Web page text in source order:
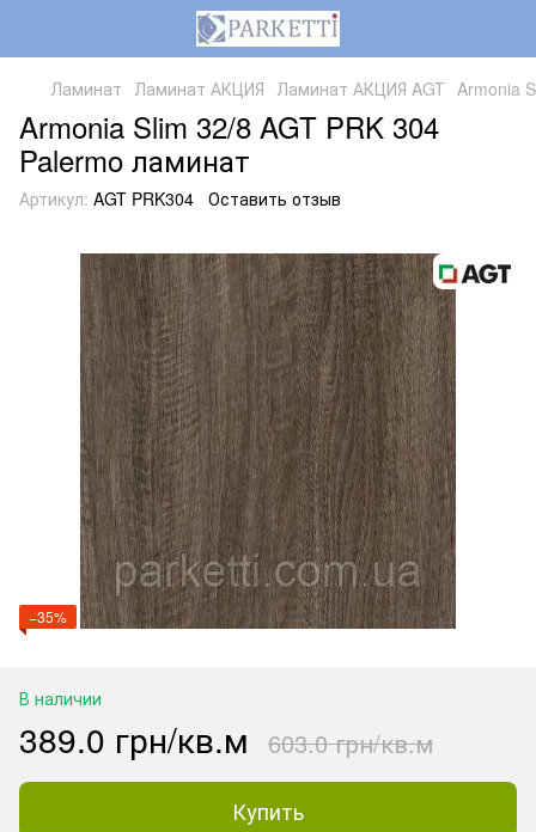
Ламинат Ламинат АКЦИЯ Ламинат АКЦИЯ AGT Armonia
Armonia Slim 32/8 AGT PRK 304
Palermo ламинат
Артикул: AGT PRK304 Оставить отзыв
−35%
В наличии
389.0 грн/кв.м 603.0 грн/кв.м
Купить